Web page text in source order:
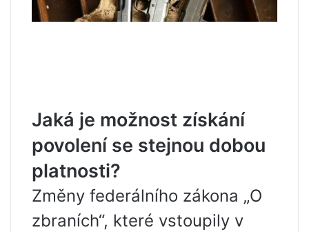
Jaká je možnost získání
povolení se stejnou dobou
platnosti?
Změny federálního zákona „O
zbraních“, které vstoupily v